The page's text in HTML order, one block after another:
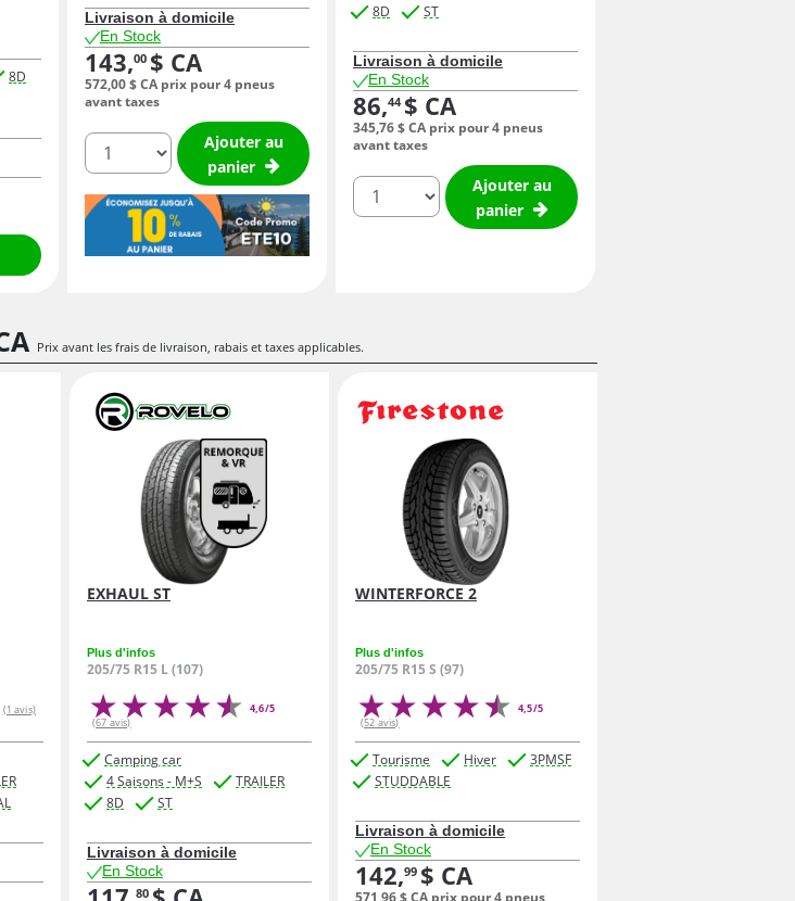
8D
Livraison à domicile
En Stock
143,00 $ CA
572,00$ CA prix pour 4 pneus
avant taxes
quantité
Ajouter au
panier
8D
ST
Livraison à domicile
En Stock
86,44 $ CA
345,76$ CA prix pour 4 pneus
avant taxes
quantité
Ajouter au
panier
Prix avant les frais de livraison, rabais et taxes applicables.
(1 avis)
EXHAUL ST
Plus d'infos
205/75 R15 L (107)
4,6/5
(67 avis)
Camping car
4 Saisons - M+S
TRAILER
8D
ST
Livraison à domicile
En Stock
80
WINTERFORCE 2
Plus d'infos
205/75 R15 S (97)
4,5/5
(52 avis)
Tourisme Hiver
3PMSF
STUDDABLE
Livraison à domicile
En Stock
142,99 $ CA